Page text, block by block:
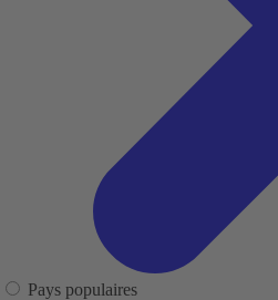
Pays populaires